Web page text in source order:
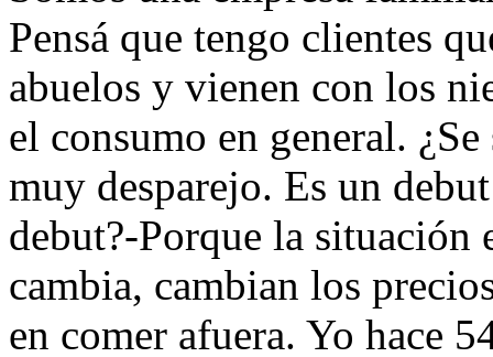
Pensá que tengo clientes
abuelos y vienen con los
el consumo en general.
muy desparejo. Es un
debut?-Porque la situación
cambia, cambian los
en comer afuera. Yo hace